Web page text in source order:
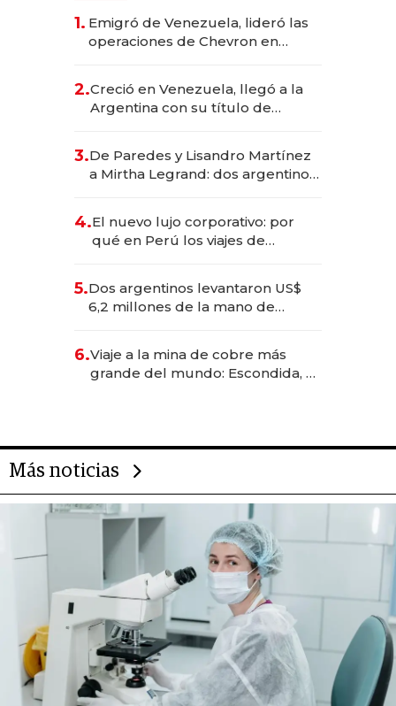
1. Emigró de Venezuela, lideró las
operaciones de Chevron en
2.Creció en Venezuela, llegó a la
Argentina con su título de
las marcas "fast premium"
3.De Paredes y Lisandro Martínez
a Mirtha Legrand: dos argentinos
4.El nuevo lujo corporativo: por
qué en Perú los viajes de
para convertirse en experiencias
transformadoras
5.Dos argentinos levantaron US$
6,2 millones de la mano de
6.Viaje a la mina de cobre más
grande del mundo: Escondida, el
Más noticias